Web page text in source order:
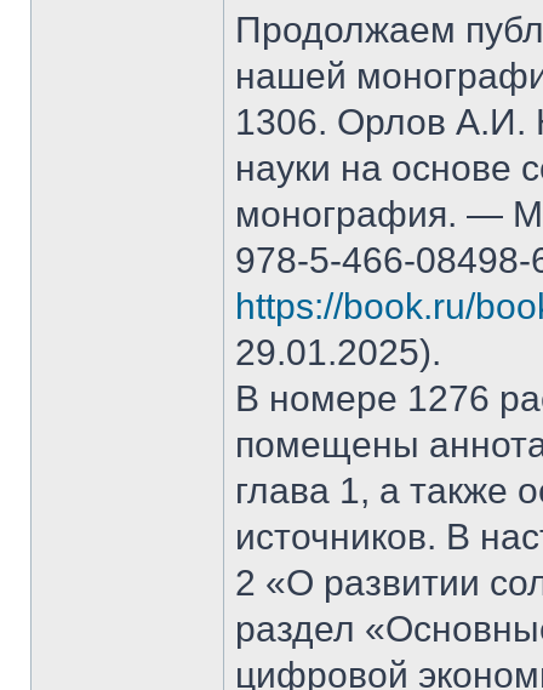
Продолжаем
нашей
1306. Орлов А.И.
науки на основе
монография. —
978-5-466-
https://book.ru/
29.01.2025).
В номере 1276
помещены
глава 1, а также
источников. В
2 «О развитии
раздел
цифровой